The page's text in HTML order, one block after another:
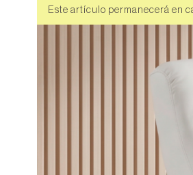
Este artículo permanecerá en